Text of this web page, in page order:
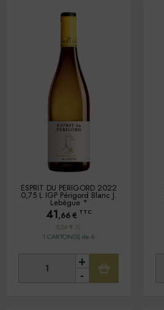
ESPRIT DU PERIGORD 2022
0,75 L IGP Périgord Blanc J.
Lebègue *
41,66€ TTC
9,26 € /L
1 CARTON(S) de 6
-
+